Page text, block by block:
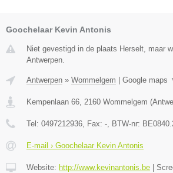
Goochelaar Kevin Antonis
Niet gevestigd in de plaats Herselt, maar
Antwerpen.
Antwerpen » Wommelgem Google maps
Kempenlaan 66, 2160 Wommelgem (
Tel: 0497212936, Fax: -, BTW-nr:
E-mail › Goochelaar Kevin Antonis
Website: http://www.kevinantonis.be